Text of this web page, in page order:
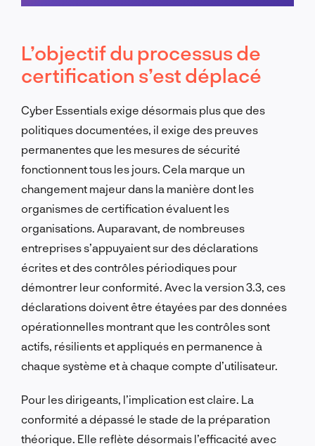
Planifier un appel
L’objectif du processus de
certification s’est déplacé
Cyber Essentials exige désormais plus que des
politiques documentées, il exige des preuves
permanentes que les mesures de sécurité
fonctionnent tous les jours. Cela marque un
changement majeur dans la manière dont les
organismes de certification évaluent les
organisations. Auparavant, de nombreuses
entreprises s’appuyaient sur des déclarations
écrites et des contrôles périodiques pour
démontrer leur conformité. Avec la version 3.3, ces
déclarations doivent être étayées par des données
opérationnelles montrant que les contrôles sont
actifs, résilients et appliqués en permanence à
chaque système et à chaque compte d’utilisateur.
Pour les dirigeants, l’implication est claire. La
conformité a dépassé le stade de la préparation
théorique. Elle reflète désormais l’efficacité avec